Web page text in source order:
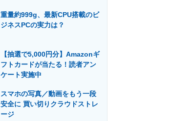
建設×テクノロジーの最前線
重量約999g、最新CPU搭載のビ
ジネスPCの実力は？
【抽選で5,000円分】Amazonギ
フトカードが当たる！読者アン
ケート実施中
スマホの写真／動画をもう一段
安全に 買い切りクラウドストレ
ージ